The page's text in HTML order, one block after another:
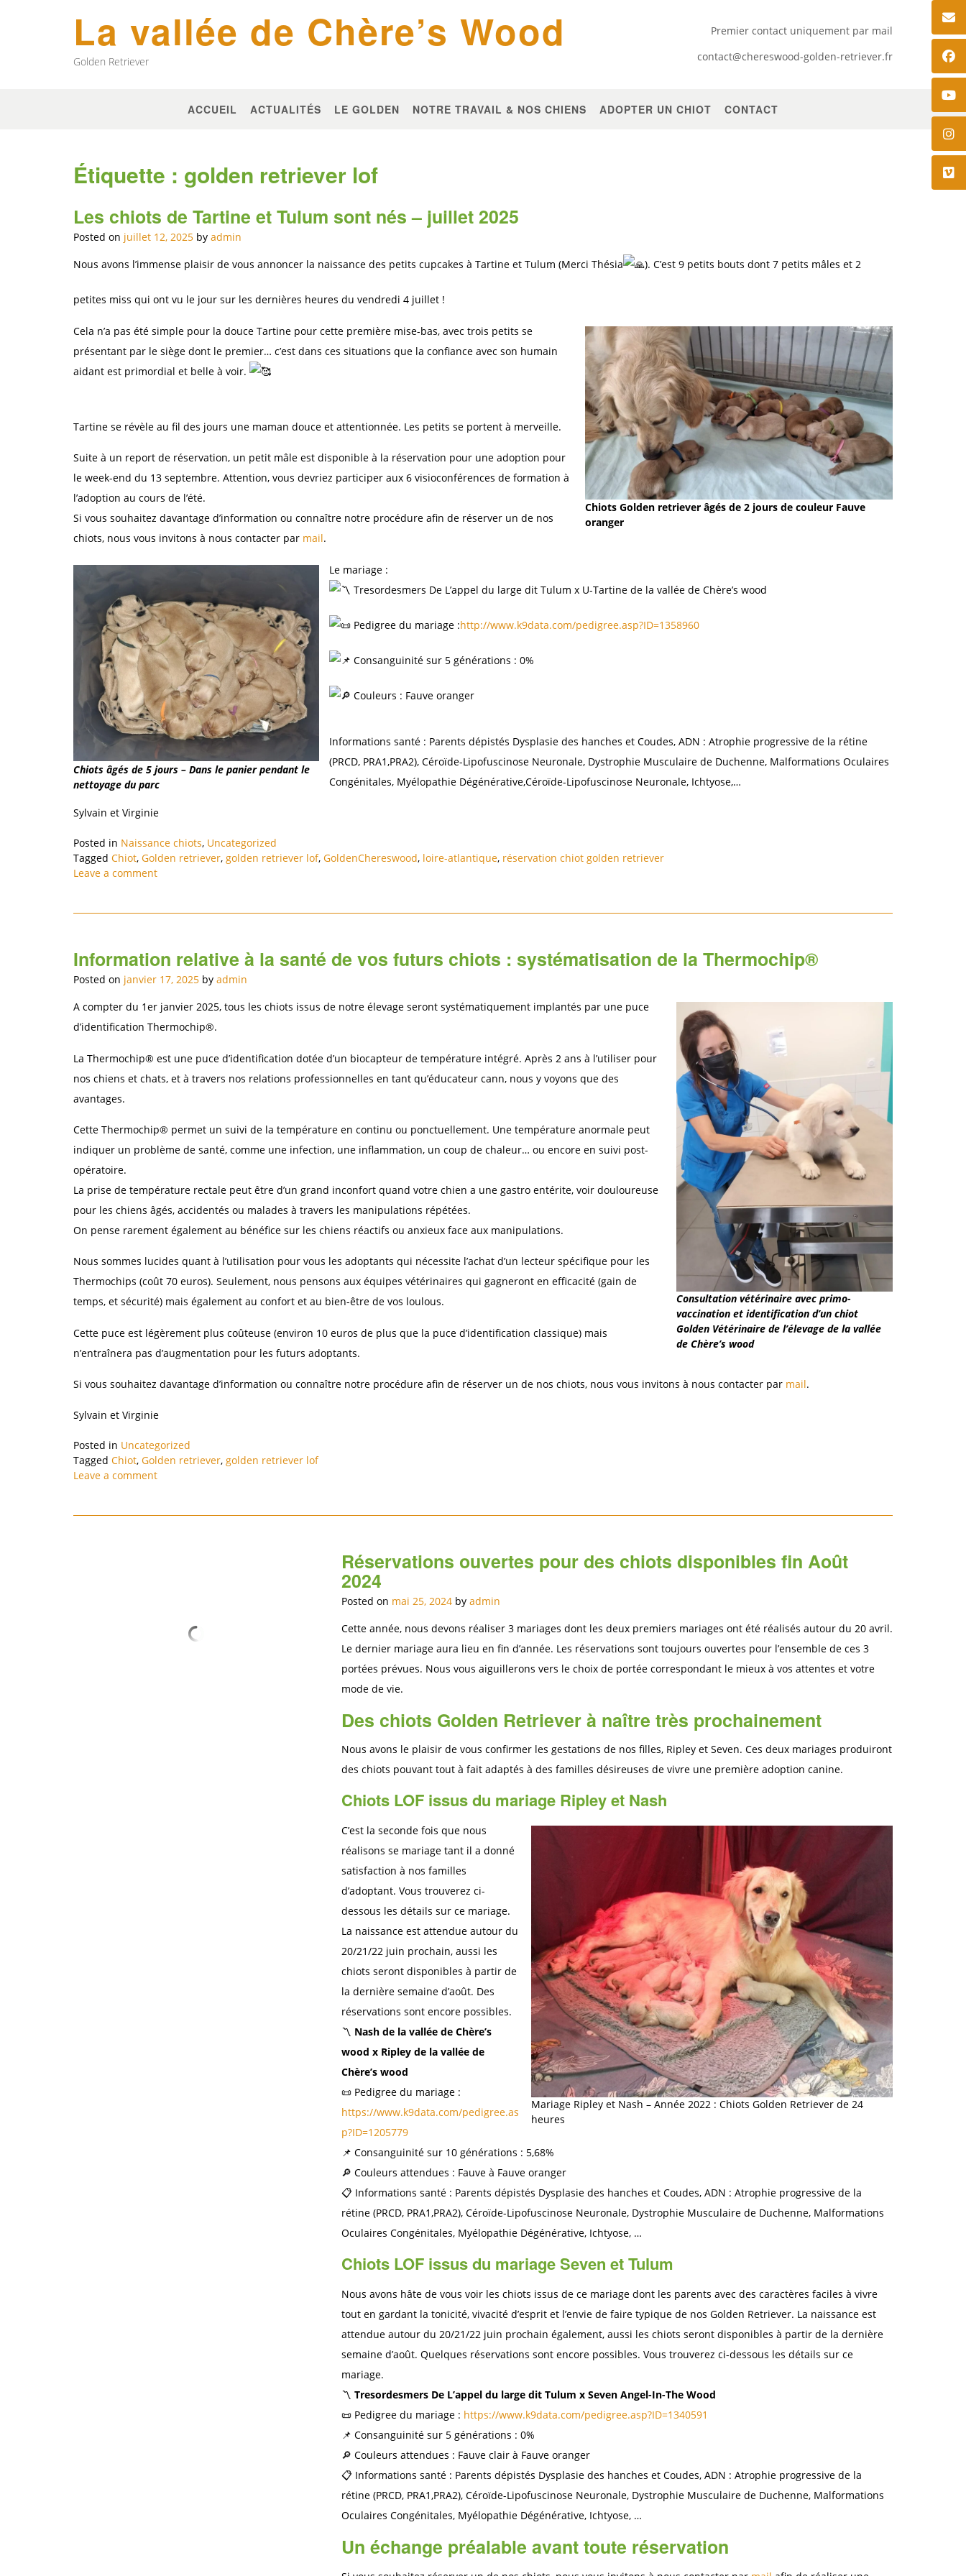
La vallée de Chère’s Wood
Golden Retriever
Premier contact uniquement par mail
contact@chereswood-golden-retriever.fr
ACCUEIL ACTUALITÉS LE GOLDEN NOTRE TRAVAIL & NOS CHIENS ADOPTER UN CHIOT CONTACT
Étiquette : golden retriever lof
Les chiots de Tartine et Tulum sont nés – juillet 2025
Posted on juillet 12, 2025 by admin
Nous avons l’immense plaisir de vous annoncer la naissance des petits cupcakes à Tartine et Tulum (Merci Thésia
). C’est 9 petits bouts dont 7 petits mâles et 2
petites miss qui ont vu le jour sur les dernières heures du vendredi 4 juillet !
Chiots Golden retriever âgés de 2 jours de couleur Fauve
oranger
Cela n’a pas été simple pour la douce Tartine pour cette première mise-bas, avec trois petits se
présentant par le siège dont le premier… c’est dans ces situations que la confiance avec son humain
aidant est primordial et belle à voir.
Tartine se révèle au fil des jours une maman douce et attentionnée. Les petits se portent à merveille.
Suite à un report de réservation, un petit mâle est disponible à la réservation pour une adoption pour
le week-end du 13 septembre. Attention, vous devriez participer aux 6 visioconférences de formation à
l’adoption au cours de l’été.
Si vous souhaitez davantage d’information ou connaître notre procédure afin de réserver un de nos
chiots, nous vous invitons à nous contacter par mail.
Chiots âgés de 5 jours – Dans le panier pendant le
nettoyage du parc
Le mariage :
Tresordesmers De L’appel du large dit Tulum x U-Tartine de la vallée de Chère’s wood
Pedigree du mariage :http://www.k9data.com/pedigree.asp?ID=1358960
Consanguinité sur 5 générations : 0%
Couleurs : Fauve oranger
Informations santé : Parents dépistés Dysplasie des hanches et Coudes, ADN : Atrophie progressive de la rétine
(PRCD, PRA1,PRA2), Céroïde-Lipofuscinose Neuronale, Dystrophie Musculaire de Duchenne, Malformations Oculaires
Congénitales, Myélopathie Dégénérative,Céroïde-Lipofuscinose Neuronale, Ichtyose,…
Sylvain et Virginie
Posted in Naissance chiots, Uncategorized
Tagged Chiot, Golden retriever, golden retriever lof, GoldenChereswood, loire-atlantique, réservation chiot golden retriever
Leave a comment
Information relative à la santé de vos futurs chiots : systématisation de la Thermochip®
Posted on janvier 17, 2025 by admin
Consultation vétérinaire avec primo-
vaccination et identification d’un chiot
Golden Vétérinaire de l’élevage de la vallée
de Chère’s wood
A compter du 1er janvier 2025, tous les chiots issus de notre élevage seront systématiquement implantés par une puce
d’identification Thermochip®.
La Thermochip® est une puce d’identification dotée d’un biocapteur de température intégré. Après 2 ans à l’utiliser pour
nos chiens et chats, et à travers nos relations professionnelles en tant qu’éducateur cann, nous y voyons que des
avantages.
Cette Thermochip® permet un suivi de la température en continu ou ponctuellement. Une température anormale peut
indiquer un problème de santé, comme une infection, une inflammation, un coup de chaleur… ou encore en suivi post-
opératoire.
La prise de température rectale peut être d’un grand inconfort quand votre chien a une gastro entérite, voir douloureuse
pour les chiens âgés, accidentés ou malades à travers les manipulations répétées.
On pense rarement également au bénéfice sur les chiens réactifs ou anxieux face aux manipulations.
Nous sommes lucides quant à l’utilisation pour vous les adoptants qui nécessite l’achat d’un lecteur spécifique pour les
Thermochips (coût 70 euros). Seulement, nous pensons aux équipes vétérinaires qui gagneront en efficacité (gain de
temps, et sécurité) mais également au confort et au bien-être de vos loulous.
Cette puce est légèrement plus coûteuse (environ 10 euros de plus que la puce d’identification classique) mais
n’entraînera pas d’augmentation pour les futurs adoptants.
Si vous souhaitez davantage d’information ou connaître notre procédure afin de réserver un de nos chiots, nous vous invitons à nous contacter par mail.
Sylvain et Virginie
Posted in Uncategorized
Tagged Chiot, Golden retriever, golden retriever lof
Leave a comment
Réservations ouvertes pour des chiots disponibles fin Août
2024
Posted on mai 25, 2024by admin
Cette année, nous devons réaliser 3 mariages dont les deux premiers mariages ont été réalisés autour du 20 avril.
Le dernier mariage aura lieu en fin d’année. Les réservations sont toujours ouvertes pour l’ensemble de ces 3
portées prévues. Nous vous aiguillerons vers le choix de portée correspondant le mieux à vos attentes et votre
mode de vie.
Des chiots Golden Retriever à naître très prochainement
Nous avons le plaisir de vous confirmer les gestations de nos filles, Ripley et Seven. Ces deux mariages produiront
des chiots pouvant tout à fait adaptés à des familles désireuses de vivre une première adoption canine.
Chiots LOF issus du mariage Ripley et Nash
Mariage Ripley et Nash – Année 2022 : Chiots Golden Retriever de 24
heures
C’est la seconde fois que nous
réalisons se mariage tant il a donné
satisfaction à nos familles
d’adoptant. Vous trouverez ci-
dessous les détails sur ce mariage.
La naissance est attendue autour du
20/21/22 juin prochain, aussi les
chiots seront disponibles à partir de
la dernière semaine d’août. Des
réservations sont encore possibles.
〽️ Nash de la vallée de Chère’s
wood x Ripley de la vallée de
Chère’s wood
📜 Pedigree du mariage :
https://www.k9data.com/pedigree.as
p?ID=1205779
📌 Consanguinité sur 10 générations : 5,68%
🔎 Couleurs attendues : Fauve à Fauve oranger
📋 Informations santé : Parents dépistés Dysplasie des hanches et Coudes, ADN : Atrophie progressive de la
rétine (PRCD, PRA1,PRA2), Céroïde-Lipofuscinose Neuronale, Dystrophie Musculaire de Duchenne, Malformations
Oculaires Congénitales, Myélopathie Dégénérative, Ichtyose, …
Chiots LOF issus du mariage Seven et Tulum
Nous avons hâte de vous voir les chiots issus de ce mariage dont les parents avec des caractères faciles à vivre
tout en gardant la tonicité, vivacité d’esprit et l’envie de faire typique de nos Golden Retriever. La naissance est
attendue autour du 20/21/22 juin prochain également, aussi les chiots seront disponibles à partir de la dernière
semaine d’août. Quelques réservations sont encore possibles. Vous trouverez ci-dessous les détails sur ce
mariage.
〽️ Tresordesmers De L’appel du large dit Tulum x Seven Angel-In-The Wood
📜 Pedigree du mariage : https://www.k9data.com/pedigree.asp?ID=1340591
📌 Consanguinité sur 5 générations : 0%
🔎 Couleurs attendues : Fauve clair à Fauve oranger
📋 Informations santé : Parents dépistés Dysplasie des hanches et Coudes, ADN : Atrophie progressive de la
rétine (PRCD, PRA1,PRA2), Céroïde-Lipofuscinose Neuronale, Dystrophie Musculaire de Duchenne, Malformations
Oculaires Congénitales, Myélopathie Dégénérative, Ichtyose, …
Un échange préalable avant toute réservation